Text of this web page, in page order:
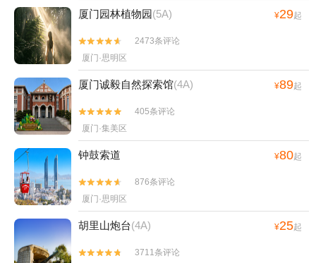
厦门园林植物园(5A) ¥29起


2473条评论
厦门·思明区
厦门诚毅自然探索馆(4A) ¥89起


405条评论
厦门·集美区
钟鼓索道 ¥80起


876条评论
厦门·思明区
胡里山炮台(4A) ¥25起

 3711条评论